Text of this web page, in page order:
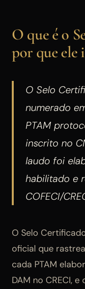
O que é o
por que
O Selo
numerado
PTAM
inscrito no
laudo foi
habilitado e
COFECI/
O Selo
oficial que
cada PTAM
DAM no CRECI,